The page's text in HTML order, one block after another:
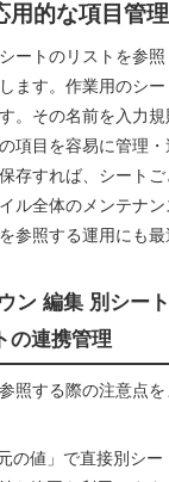
用的な項目管理
ートのリストを参
ます。作業用のシー
。その名前を入力
項目を容易に管理
存すれば、シート
ル全体のメンテナ
参照する運用にも最
ン 編集 別シー
の連携管理
照する際の注意点を
の値」で直接別シ